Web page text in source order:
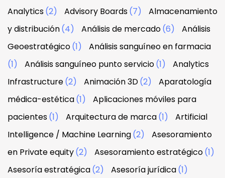
Analytics(2) Advisory Boards(7)
Almacenamiento
y distribución(4) Análisis de mercado(6)
Análisis
Geoestratégico(1)
Análisis sanguíneo en farmacia
(1)
Análisis sanguíneo punto servicio(1)
Analytics
Infrastructure(2) Animación 3D(2)
Aparatología
médica-estética(1)
Aplicaciones móviles para
pacientes(1) Arquitectura de marca(1)
Artificial
Intelligence / Machine Learning(2)
Asesoramiento
en Private equity(2) Asesoramiento estratégico(1)
Asesoría estratégica(2) Asesoría jurídica(1)